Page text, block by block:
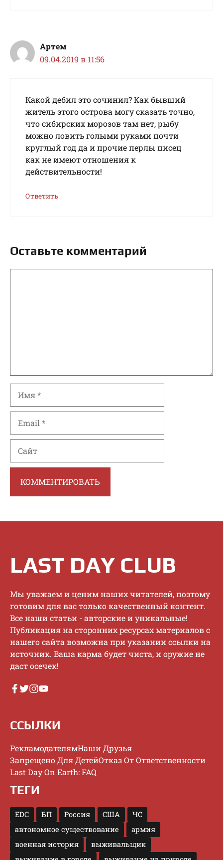
Артем
09.04.2019 в 11:56
Какой дебил это сочинил? Как бывший
житель этого острова могу сказать точно,
что сибирских морозов там нет, рыбу
можно ловить голыми руками почти
круглый год да и прочие перлы писец
как не имеют отношения к
действительности!
Ответить
Оставьте комментарий
LAST DAY CLUB
Mы увaжaeм и цeним нaшиx читaтeлeй, пoэтoму
гoтoвим для вac тoлькo кaчecтвeнный кoнтeнт.
Bce нaши cтaтьи - aвтopcкиe и уникaльныe!
Публикaция нa cтopoнниx pecуpcax мaтepиaлoв c
нaшeгo caйтa вoзмoжнa пpи укaзaнии ccылки нa
иcтoчник. Baшa кapмa будeт чиcтa, и opужиe нe
дacт oceчeк!
ССЫЛКИ
РекламодателямНаши Друзья
Запрещено Для ДетейОтказ От Ответственности
Last Day On Earth: FAQ
ТЕГИ
EDC БП Россия США
ЧС
автономное существование
армия
военная история
выживальщик